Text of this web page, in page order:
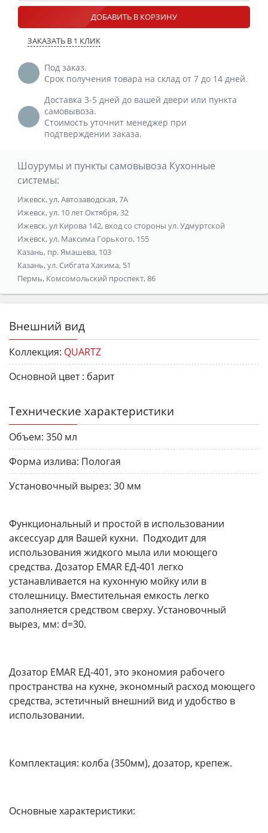
ДОБАВИТЬ В КОРЗИНУ
ЗАКАЗАТЬ В 1 КЛИК
Под заказ.
Срок получения товара на склад от 7 до 14 дней.
Доставка 3-5 дней до вашей двери или пункта
самовывоза.
Стоимость уточнит менеджер при
подтверждении заказа.
Шоурумы и пункты самовывоза Кухонные
системы:
Ижевск, ул. Автозаводская, 7А
Ижевск, ул. 10 лет Октября, 32
Ижевск, ул Кирова 142, вход со стороны ул. Удмуртской
Ижевск, ул. Максима Горького, 155
Казань, пр. Ямашева, 103
Казань, ул. Сибгата Хакима, 51
Пермь, Комсомольский проспект, 86
Внешний вид
Коллекция: QUARTZ
Основной цвет : барит
Технические характеристики
Объем: 350 мл
Форма излива: Пологая
Установочный вырез: 30 мм
Функциональный и простой в использовании
аксессуар для Вашей кухни. Подходит для
использования жидкого мыла или моющего
средства. Дозатор EMAR ЕД-401 легко
устанавливается на кухонную мойку или в
столешницу. Вместительная емкость легко
заполняется средством сверху. Установочный
вырез, мм: d=30.
Дозатор EMAR ЕД-401, это экономия рабочего
пространства на кухне, экономный расход моющего
средства, эстетичный внешний вид и удобство в
использовании.
Комплектация: колба (350мм), дозатор, крепеж.
Основные характеристики: